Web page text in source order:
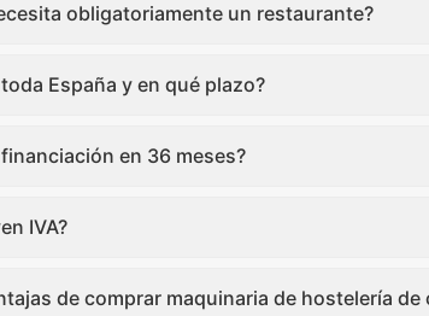
obligatoriamente un restaurante?
España y en qué plazo?
en 36 meses?
IVA?
de comprar maquinaria de hostelería de